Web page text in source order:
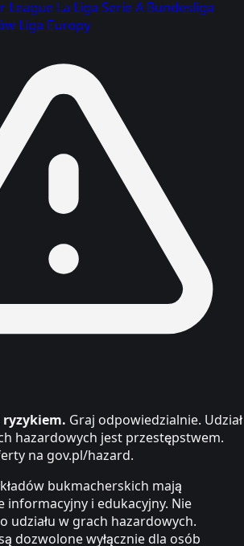
League La Liga Serie A Bundesliga
Liga Europy
ryzykiem. Graj odpowiedzialnie. Udział
hazardowych jest przestępstwem.
na gov.pl/hazard.
bukmacherskich mają
informacyjny i edukacyjny. Nie
udziału w grach hazardowych.
dozwolone wyłącznie dla osób